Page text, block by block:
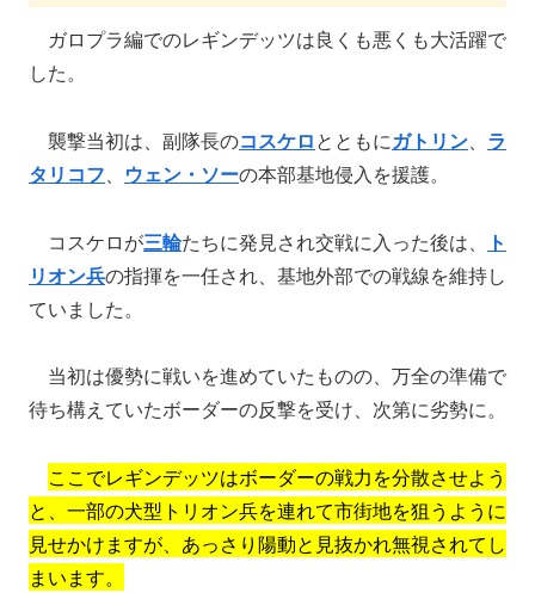
ガロプラ編でのレギンデッツは良くも悪くも大活躍で
した。
襲撃当初は、副隊長のコスケロとともにガトリン、 ラ
タリコフ、 ウェン・ソーの本部基地侵入を援護。
コスケロが三輪たちに発見され交戦に入った後は、
ト
リオン兵の指揮を一任され、基地外部での戦線を維持し
ていました。
当初は優勢に戦いを進めていたものの、万全の準備で
待ち構えていたボーダーの反撃を受け、次第に劣勢に。
ここでレギンデッツはボーダーの戦力を分散させよう
と、一部の犬型トリオン兵を連れて市街地を狙うように
見せかけますが、あっさり陽動と見抜かれ無視されてし
まいます。